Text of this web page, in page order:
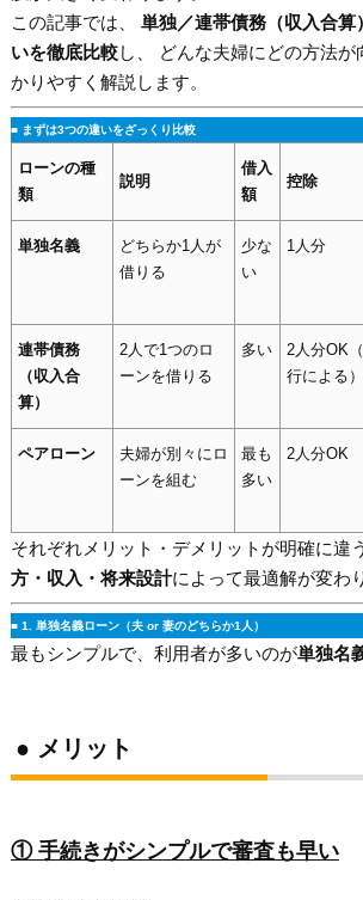
この記事では、 単独／連帯債務（収入合算
いを徹底比較し、 どんな夫婦にどの方法が
かりやすく解説します。
■ まずは3つの違いをざっくり比較
ローンの種
類
説明
借入
額
控除
単独名義
どちらか1人が
借りる
少な
い
1人分
連帯債務
（収入合
算）
2人で1つのロ
ーンを借りる
多い
2人分OK
行による）
ペアローン
夫婦が別々にロ
ーンを組む
最も
多い
2人分OK
それぞれメリット・デメリットが明確に違
方・収入・将来設計によって最適解が変わ
■ 1. 単独名義ローン（夫 or 妻のどちらか1人）
最もシンプルで、利用者が多いのが単独名
● メリット
① 手続きがシンプルで審査も早い